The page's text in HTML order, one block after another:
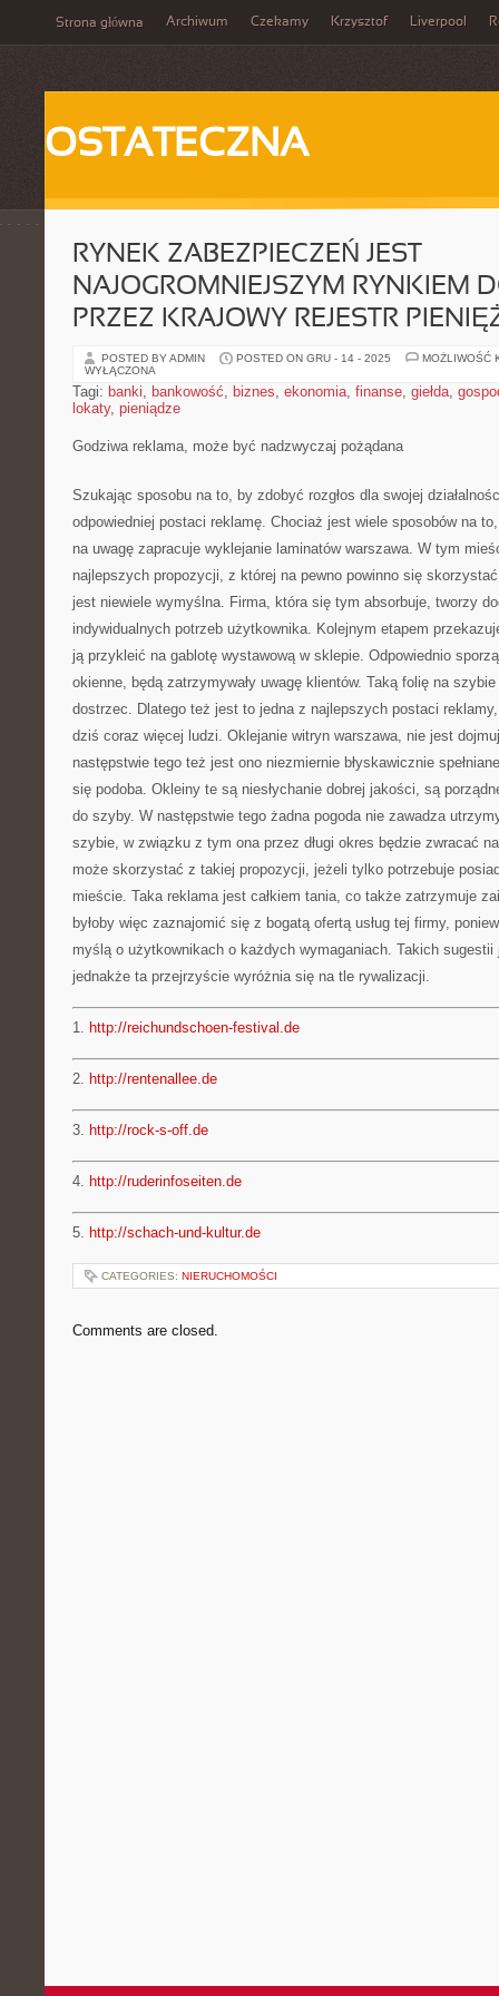
Strona główna Archiwum Czekamy Krzysztof Liverpool
OSTATECZNA
RYNEK ZABEZPIECZEŃ JEST
NAJOGROMNIEJSZYM RYNKIEM
PRZEZ KRAJOWY REJESTR
POSTED BY ADMIN POSTED ON GRU - 14 - 2025
MOŻLIWOŚĆ
WYŁĄCZONA
Tagi: banki, bankowość, biznes, ekonomia, finanse, giełda,
lokaty, pieniądze
Godziwa reklama, może być nadzwyczaj pożądana
Szukając sposobu na to, by zdobyć rozgłos dla swojej
odpowiedniej postaci reklamę. Chociaż jest wiele sposobów na
na uwagę zapracuje wyklejanie laminatów warszawa. W tym
najlepszych propozycji, z której na pewno powinno się
jest niewiele wymyślna. Firma, która się tym absorbuje, tworzy
indywidualnych potrzeb użytkownika. Kolejnym etapem
ją przykleić na gablotę wystawową w sklepie. Odpowiednio
okienne, będą zatrzymywały uwagę klientów. Taką folię na
dostrzec. Dlatego też jest to jedna z najlepszych postaci
dziś coraz więcej ludzi. Oklejanie witryn warszawa, nie jest
następstwie tego też jest ono niezmiernie błyskawicznie
się podoba. Okleiny te są niesłychanie dobrej jakości, są
do szyby. W następstwie tego żadna pogoda nie zawadza
szybie, w związku z tym ona przez długi okres będzie zwracać
może skorzystać z takiej propozycji, jeżeli tylko potrzebuje
mieście. Taka reklama jest całkiem tania, co także zatrzymuje
byłoby więc zaznajomić się z bogatą ofertą usług tej firmy,
myślą o użytkownikach o każdych wymaganiach. Takich
jednakże ta przejrzyście wyróżnia się na tle rywalizacji.
1. http://reichundschoen-festival.de
2. http://rentenallee.de
3. http://rock-s-off.de
4. http://ruderinfoseiten.de
5. http://schach-und-kultur.de
CATEGORIES: NIERUCHOMOŚCI
Comments are closed.